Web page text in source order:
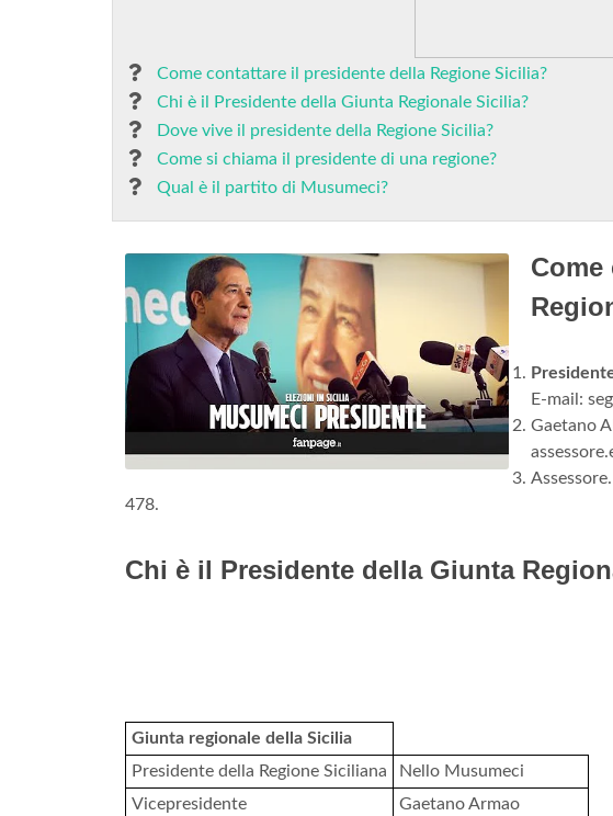
Come contattare il presidente della Regione Sicilia?
Chi è il Presidente della Giunta Regionale Sicilia?
Dove vive il presidente della Regione Sicilia?
Come si chiama il presidente di una regione?
Qual è il partito di Musumeci?
E-mail:
Gaetano
478.
Chi è il Presidente della Giunta
Giunta regionale della Sicilia
Presidente della Regione Siciliana
Nello Musumeci
Vicepresidente
Gaetano Armao